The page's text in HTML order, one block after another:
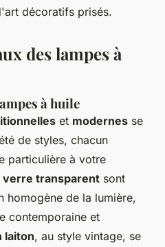
décoratifs prisés.
des lampes à
à huile
et modernes se
de styles, chacun
particulière à votre
verre transparent sont
homogène de la lumière,
contemporaine et
laiton, au style vintage, se